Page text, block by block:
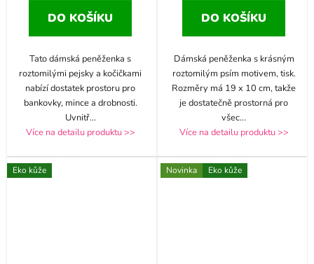
DO KOŠÍKU
Tato dámská peněženka s
roztomilými pejsky a kočičkami
nabízí dostatek prostoru pro
bankovky, mince a drobnosti.
Uvnitř...
Více na detailu produktu >>
DO KOŠÍKU
Dámská peněženka s krásným
roztomilým psím motivem, tisk.
Rozměry má 19 x 10 cm, takže
je dostatečně prostorná pro
všec...
Více na detailu produktu >>
Eko kůže Novinka Eko kůže